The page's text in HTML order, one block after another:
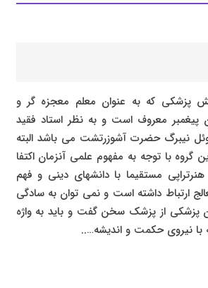
پزشکی که به عنوان معلم معجزه گر و
پیغمبر معروف است و به نظر استاد فقید
نیبرگ حضرت آشوزرتشت می باشد البته
گروه با توجه به مفهوم علمی آنزمان اکتفا
مستقیما با دانشهای دینی و فهم
ارتباط داشته است و نمی توان به سادگی
پزشکی از پزشک سخن گفت و باید به واژه
با نیروی حکمت و اندیشه…..